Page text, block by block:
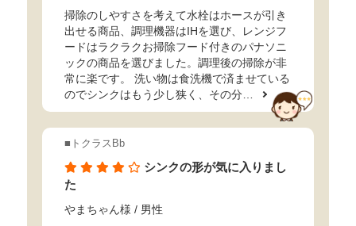
掃除のしやすさを考えて水栓はホースが引き
出せる商品、調理機器はIHを選び、レンジフ
ードはラクラクお掃除フード付きのパナソニ
ックの商品を選びました。調理後の掃除が非
常に楽です。 洗い物は食洗機で済ませている
のでシンクはもう少し狭く、その分…
■トクラスBb
シンクの形が気に入りまし
た
やまちゃん様 / 男性